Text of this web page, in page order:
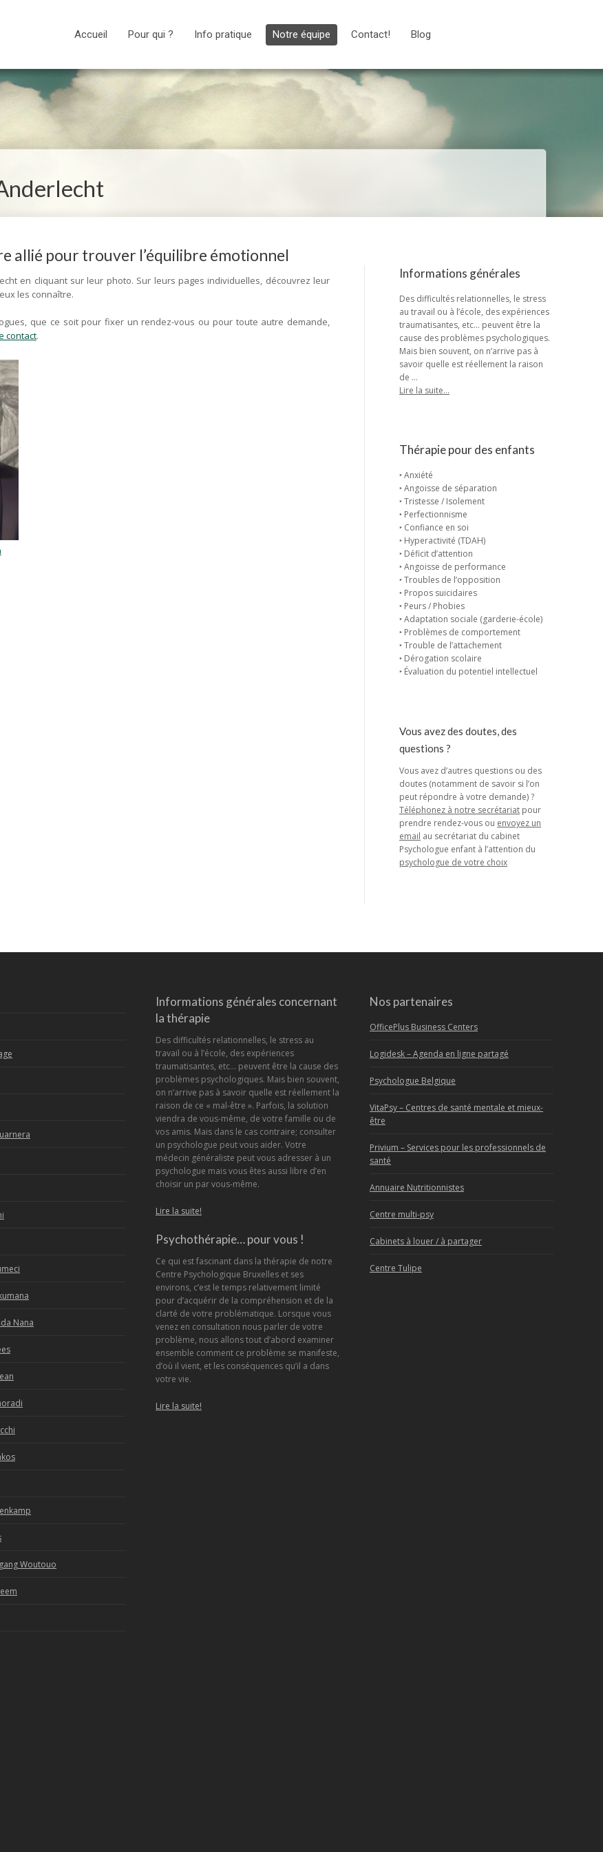
Accueil Pour qui ? Info pratique Notre équipe Contact! Blog
allié pour trouver l’équilibre émotionnel
en cliquant sur leur photo. Sur leurs pages individuelles, découvrez leur
les connaître.
que ce soit pour fixer un rendez-vous ou pour toute autre demande,
contact.
Informations générales
Des difficultés relationnelles, le stress
au travail ou à l’école, des expériences
traumatisantes, etc… peuvent être la
cause des problèmes psychologiques.
Mais bien souvent, on n’arrive pas à
savoir quelle est réellement la raison
de …
Lire la suite…
Thérapie pour des enfants
‣ Anxiété
‣ Angoisse de séparation
‣ Tristesse / Isolement
‣ Perfectionnisme
‣ Confiance en soi
‣ Hyperactivité (TDAH)
‣ Déficit d’attention
‣ Angoisse de performance
‣ Troubles de l’opposition
‣ Propos suicidaires
‣ Peurs / Phobies
‣ Adaptation sociale (garderie-école)
‣ Problèmes de comportement
‣ Trouble de l’attachement
‣ Dérogation scolaire
‣ Évaluation du potentiel intellectuel
Vous avez des doutes, des
questions ?
Vous avez d’autres questions ou des
doutes (notamment de savoir si l’on
peut répondre à votre demande) ?
Téléphonez à notre secrétariat pour
prendre rendez-vous ou envoyez un
email au secrétariat du cabinet
Psychologue enfant à l’attention du
psychologue de votre choix
Nana
Woutouo
Informations générales concernant
la thérapie
Des difficultés relationnelles, le stress au
travail ou à l’école, des expériences
traumatisantes, etc… peuvent être la cause des
problèmes psychologiques. Mais bien souvent,
on n’arrive pas à savoir quelle est réellement la
raison de ce « mal-être ». Parfois, la solution
viendra de vous-même, de votre famille ou de
vos amis. Mais dans le cas contraire; consulter
un psychologue peut vous aider. Votre
médecin généraliste peut vous adresser à un
psychologue mais vous êtes aussi libre d’en
choisir un par vous-même.
Lire la suite!
Psychothérapie… pour vous !
Ce qui est fascinant dans la thérapie de notre
Centre Psychologique Bruxelles et ses
environs, c’est le temps relativement limité
pour d’acquérir de la compréhension et de la
clarté de votre problématique. Lorsque vous
venez en consultation nous parler de votre
problème, nous allons tout d’abord examiner
ensemble comment ce problème se manifeste,
d’où il vient, et les conséquences qu’il a dans
votre vie.
Lire la suite!
Nos partenaires
OfficePlus Business Centers
Logidesk – Agenda en ligne partagé
Psychologue Belgique
VitaPsy – Centres de santé mentale et mieux-
être
Privium – Services pour les professionnels de
santé
Annuaire Nutritionnistes
Centre multi-psy
Cabinets à louer / à partager
Centre Tulipe